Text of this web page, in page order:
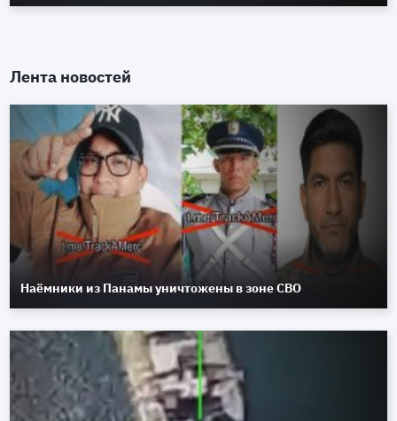
Лента новостей
Наёмники из Панамы уничтожены в зоне СВО